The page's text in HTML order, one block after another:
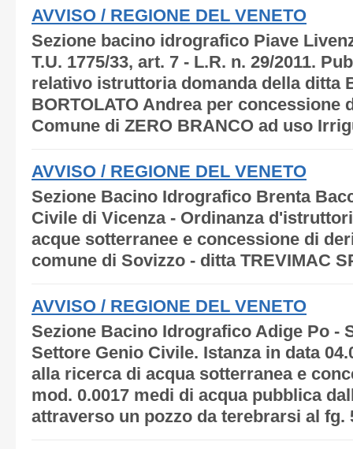
AVVISO / REGIONE DEL VENETO
Sezione bacino idrografico Piave
T.U. 1775/33, art. 7 - L.R. n. 29/2011.
relativo istruttoria domanda della ditta
BORTOLATO Andrea per concessione
Comune di ZERO BRANCO ad uso
AVVISO / REGIONE DEL VENETO
Sezione Bacino Idrografico Brenta
Civile di Vicenza - Ordinanza
acque sotterranee e concessione di
comune di Sovizzo - ditta TREVIMAC
AVVISO / REGIONE DEL VENETO
Sezione Bacino Idrografico Adige Po -
Settore Genio Civile. Istanza in data
alla ricerca di acqua sotterranea e
mod. 0.0017 medi di acqua pubblica
attraverso un pozzo da terebrarsi al fg.